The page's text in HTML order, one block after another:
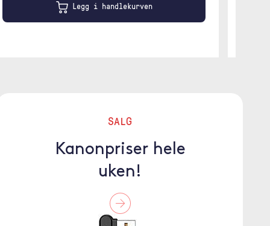
Legg i handlekurven
SALG
Kanonpriser hele
uken!